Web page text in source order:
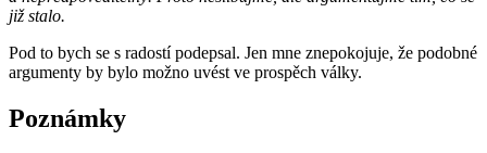
již stalo.
Pod to bych se s radostí podepsal. Jen mne znepokojuje, že podobné
argumenty by bylo možno uvést ve prospěch války.
Poznámky